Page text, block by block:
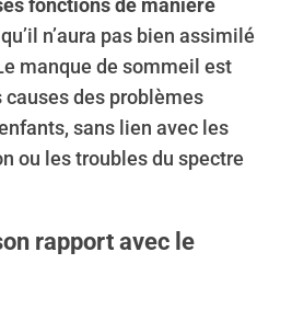
fonctions de manière
n’aura pas bien assimilé
manque de sommeil est
causes des problèmes
sans lien avec les
ou les troubles du spectre
rapport avec le